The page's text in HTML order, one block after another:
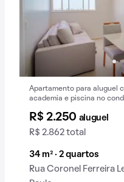
Apartamento para aluguel
academia e piscina no
R$ 2.250 aluguel
R$ 2.862 total
34 m² · 2 quartos
Rua Coronel Ferreira